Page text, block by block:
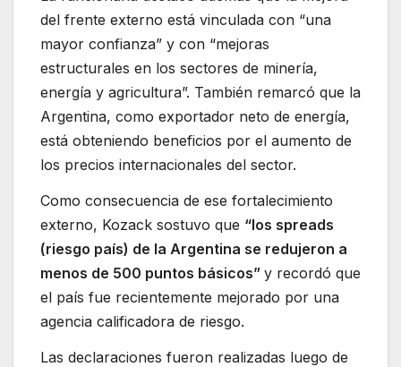
del frente externo está vinculada con “una
mayor confianza” y con “mejoras
estructurales en los sectores de minería,
energía y agricultura”. También remarcó que la
Argentina, como exportador neto de energía,
está obteniendo beneficios por el aumento de
los precios internacionales del sector.
Como consecuencia de ese fortalecimiento
externo, Kozack sostuvo que “los spreads
(riesgo país) de la Argentina se redujeron a
menos de 500 puntos básicos” y recordó que
el país fue recientemente mejorado por una
agencia calificadora de riesgo.
Las declaraciones fueron realizadas luego de